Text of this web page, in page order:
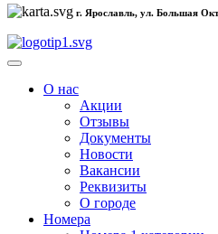
г. Ярославль, ул. Большая
О нас
Акции
Отзывы
Документы
Новости
Вакансии
Реквизиты
О городе
Номера